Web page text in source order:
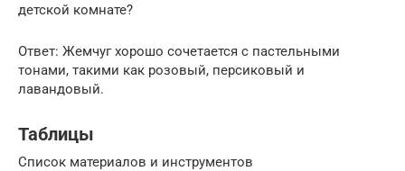
детской комнате?
Ответ: Жемчуг хорошо сочетается с пастельными
тонами, такими как розовый, персиковый и
лавандовый.
Таблицы
Список материалов и инструментов